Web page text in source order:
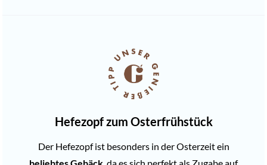
Hefezopf zum Osterfrühstück
Der Hefezopf ist besonders in der Osterzeit ein
beliebtes Gebäck , da es sich perfekt als Zugabe auf